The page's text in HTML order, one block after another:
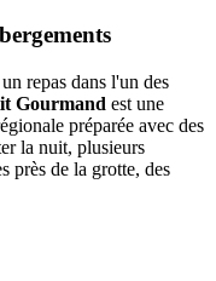
repas dans l'un des
Gourmand est une
préparée avec des
la nuit, plusieurs
près de la grotte, des